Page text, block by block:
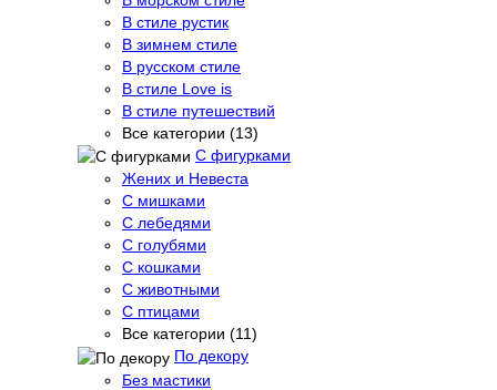
В стиле рустик
В зимнем стиле
В русском стиле
В стиле Love is
В стиле путешествий
Все категории (13)
С фигурками
Жених и Невеста
С мишками
С лебедями
С голубями
С кошками
С животными
С птицами
Все категории (11)
По декору
Без мастики